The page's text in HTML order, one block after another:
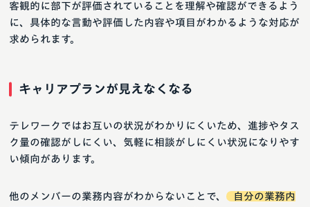
客観的に部下が評価されていることを理解や確認ができるよう
に、具体的な言動や評価した内容や項目がわかるような対応が
求められます。
キャリアプランが見えなくなる
テレワークではお互いの状況がわかりにくいため、進捗やタス
ク量の確認がしにくい、気軽に相談がしにくい状況になりやす
い傾向があります。
他のメンバーの業務内容がわからないことで、
自分の業務内